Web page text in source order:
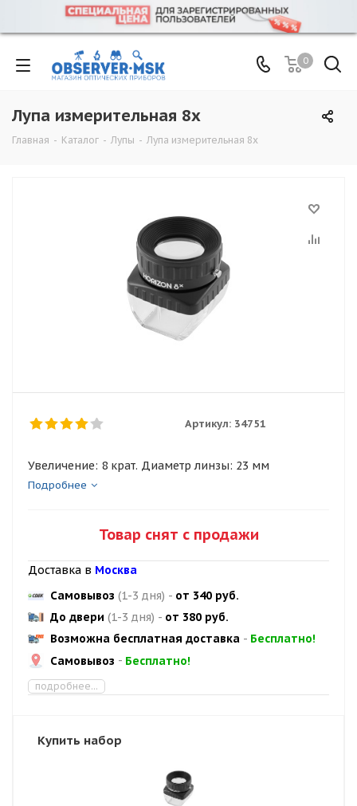
0
Лупа измерительная 8х
Главная - Каталог - Лупы - Лупа измерительная 8х
Артикул: 34751
Увеличение: 8 крат. Диаметр линзы: 23 мм
Подробнее
Товар снят с продажи
Доставка в Москва
Самовывоз (1-3 дня) - от 340 руб.
До двери (1-3 дня) - от 380 руб.
Возможна бесплатная доставка - Бесплатно!
Самовывоз - Бесплатно!
подробнее...
Купить набор